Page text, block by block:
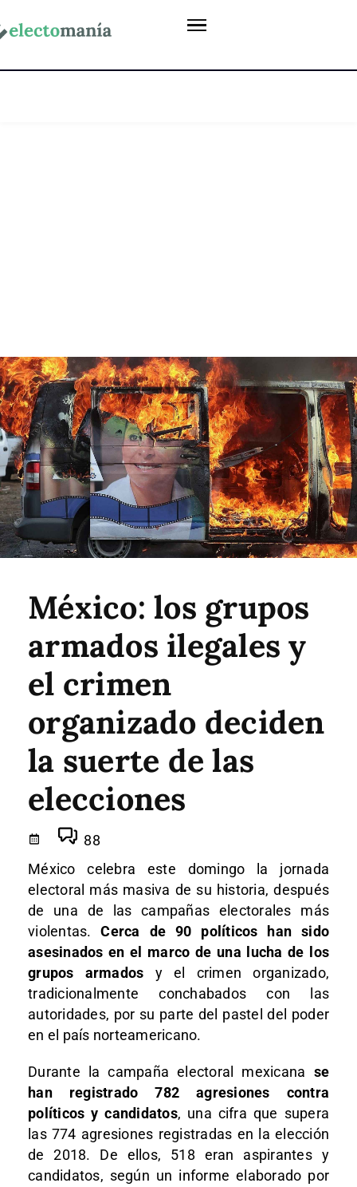
México: los grupos
armados ilegales y
el crimen
organizado deciden
la suerte de las
elecciones
88
México celebra este domingo la jornada
electoral más masiva de su historia, después
de una de las campañas electorales más
violentas.Cerca de 90 políticos han sido
asesinados en el marco de una lucha de los
grupos armados y el crimen organizado,
tradicionalmente conchabados con las
autoridades, por su parte del pastel del poder
en el país norteamericano.
Durante la campaña electoral mexicana se
han registrado 782 agresiones contra
políticos y candidatos, una cifra que supera
las 774 agresiones registradas en la elección
de 2018. De ellos, 518 eran aspirantes y
candidatos, según un informe elaborado por